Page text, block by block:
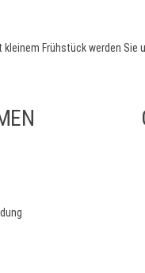
Frühstück werden Sie